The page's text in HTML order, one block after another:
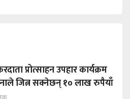
प्रोत्साहन उपहार कार्यक्रम
जित्न सक्नेछन् १० लाख रुपैयाँ